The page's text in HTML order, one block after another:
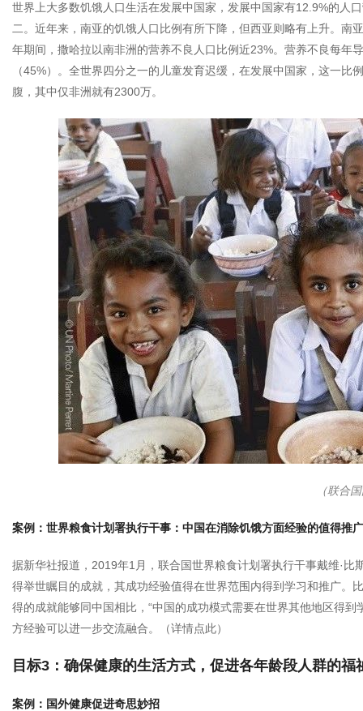
世界上大多数饥饿人口生活在发展中国家，发展中国家有12.9%的人
二。近年来，南亚的饥饿人口比例有所下降，但西亚则略有上升。
年期间，撒哈拉以南非洲的营养不良人口比例近23%。营养不良每年
（45%）。全世界四分之一的儿童发育迟缓，在发展中国家，这一
腹，其中仅非洲就有2300万。
（联合
案例：世界粮食计划署执行干事：中国在消除饥饿方面经验的值得推广
据新华社报道，2019年1月，联合国世界粮食计划署执行干事戴维·
得举世瞩目的成就，其成功经验值得在世界范围内得到学习和推广。
得的成就能够同中国相比，“中国的成功模式需要在世界其他地区得
方经验可以进一步交流融合。（详情点此）
目标3：确保健康的生活方式，促进各年龄段人群的福
案例：国外健康促进奇思妙招